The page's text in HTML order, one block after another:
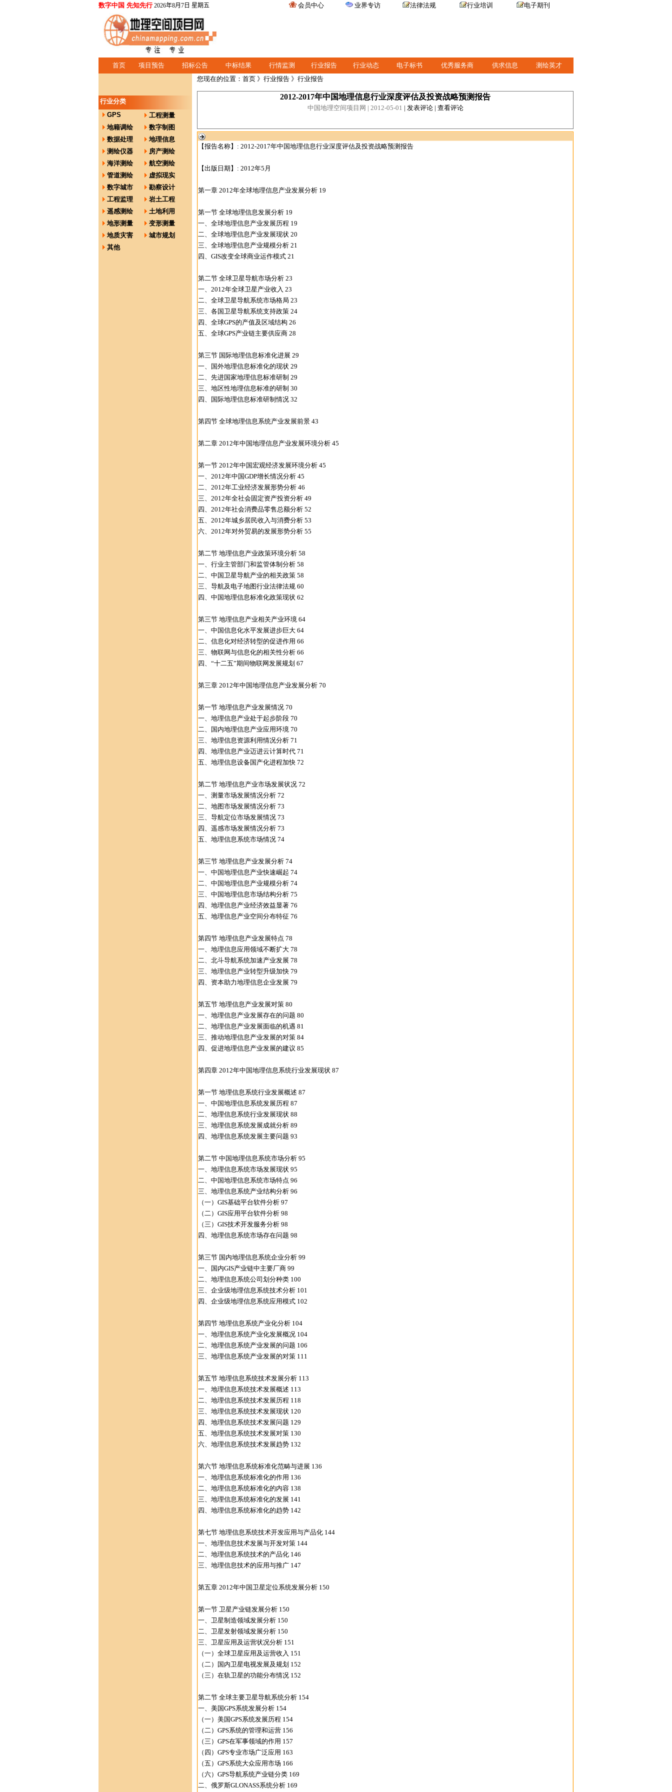
数字中国 先知先行 2026年8月7日 星期五 会员中心 业界专访 法律法规 行业培训 电子期刊
首页 项目预告 招标公告 中标结果 行情监测 行业报告 行业动态 电子标书 优秀服务商 供求信息 测绘英才
行业分类
GPS
工程测量
地籍调绘
数字制图
数据处理
地理信息
测绘仪器
房产测绘
海洋测绘
航空测绘
管道测绘
虚拟现实
数字城市
勘察设计
工程监理
岩土工程
遥感测绘
土地利用
地形测量
变形测量
地质灾害
城市规划
其他
您现在的位置： 首页 》 行业报告 》行业报告
2012-2017年中国地理信息行业深度评估及投资战略预测报告
中国地理空间项目网 | 2012-05-01 | 发表评论| 查看评论
【报告名称】: 2012-2017年中国地理信息行业深度评估及投资战略预测报告
【出版日期】: 2012年5月
第一章 2012年全球地理信息产业发展分析 19
第一节 全球地理信息发展分析 19
一、全球地理信息产业发展历程 19
二、全球地理信息产业发展现状 20
三、全球地理信息产业规模分析 21
四、GIS改变全球商业运作模式 21
第二节 全球卫星导航市场分析 23
一、2012年全球卫星产业收入 23
二、全球卫星导航系统市场格局 23
三、各国卫星导航系统支持政策 24
四、全球GPS的产值及区域结构 26
五、全球GPS产业链主要供应商 28
第三节 国际地理信息标准化进展 29
一、国外地理信息标准化的现状 29
二、先进国家地理信息标准研制 29
三、地区性地理信息标准的研制 30
四、国际地理信息标准研制情况 32
第四节 全球地理信息系统产业发展前景 43
第二章 2012年中国地理信息产业发展环境分析 45
第一节 2012年中国宏观经济发展环境分析 45
一、2012年中国GDP增长情况分析 45
二、2012年工业经济发展形势分析 46
三、2012年全社会固定资产投资分析 49
四、2012年社会消费品零售总额分析 52
五、2012年城乡居民收入与消费分析 53
六、2012年对外贸易的发展形势分析 55
第二节 地理信息产业政策环境分析 58
一、行业主管部门和监管体制分析 58
二、中国卫星导航产业的相关政策 58
三、导航及电子地图行业法律法规 60
四、中国地理信息标准化政策现状 62
第三节 地理信息产业相关产业环境 64
一、中国信息化水平发展进步巨大 64
二、信息化对经济转型的促进作用 66
三、物联网与信息化的相关性分析 66
四、“十二五”期间物联网发展规划 67
第三章 2012年中国地理信息产业发展分析 70
第一节 地理信息产业发展情况 70
一、地理信息产业处于起步阶段 70
二、国内地理信息产业应用环境 70
三、地理信息资源利用情况分析 71
四、地理信息产业迈进云计算时代 71
五、地理信息设备国产化进程加快 72
第二节 地理信息产业市场发展状况 72
一、测量市场发展情况分析 72
二、地图市场发展情况分析 73
三、导航定位市场发展情况 73
四、遥感市场发展情况分析 73
五、地理信息系统市场情况 74
第三节 地理信息产业发展分析 74
一、中国地理信息产业快速崛起 74
二、中国地理信息产业规模分析 74
三、中国地理信息市场结构分析 75
四、地理信息产业经济效益显著 76
五、地理信息产业空间分布特征 76
第四节 地理信息产业发展特点 78
一、地理信息应用领域不断扩大 78
二、北斗导航系统加速产业发展 78
三、地理信息产业转型升级加快 79
四、资本助力地理信息企业发展 79
第五节 地理信息产业发展对策 80
一、地理信息产业发展存在的问题 80
二、地理信息产业发展面临的机遇 81
三、推动地理信息产业发展的对策 84
四、促进地理信息产业发展的建议 85
第四章 2012年中国地理信息系统行业发展现状 87
第一节 地理信息系统行业发展概述 87
一、中国地理信息系统发展历程 87
二、地理信息系统行业发展现状 88
三、地理信息系统发展成就分析 89
四、地理信息系统发展主要问题 93
第二节 中国地理信息系统市场分析 95
一、地理信息系统市场发展现状 95
二、中国地理信息系统市场特点 96
三、地理信息系统产业结构分析 96
（一）GIS基础平台软件分析 97
（二）GIS应用平台软件分析 98
（三）GIS技术开发服务分析 98
四、地理信息系统市场存在问题 98
第三节 国内地理信息系统企业分析 99
一、国内GIS产业链中主要厂商 99
二、地理信息系统公司划分种类 100
三、企业级地理信息系统技术分析 101
四、企业级地理信息系统应用模式 102
第四节 地理信息系统产业化分析 104
一、地理信息系统产业化发展概况 104
二、地理信息系统产业发展的问题 106
三、地理信息系统产业发展的对策 111
第五节 地理信息系统技术发展分析 113
一、地理信息系统技术发展概述 113
二、地理信息系统技术发展历程 118
三、地理信息系统技术发展现状 120
四、地理信息系统技术发展问题 129
五、地理信息系统技术发展对策 130
六、地理信息系统技术发展趋势 132
第六节 地理信息系统标准化范畴与进展 136
一、地理信息系统标准化的作用 136
二、地理信息系统标准化的内容 138
三、地理信息系统标准化的发展 141
四、地理信息系统标准化的趋势 142
第七节 地理信息系统技术开发应用与产品化 144
一、地理信息技术发展与开发对策 144
二、地理信息系统技术的产品化 146
三、地理信息技术的应用与推广 147
第五章 2012年中国卫星定位系统发展分析 150
第一节 卫星产业链发展分析 150
一、卫星制造领域发展分析 150
二、卫星发射领域发展分析 150
三、卫星应用及运营状况分析 151
（一）全球卫星应用及运营收入 151
（二）国内卫星电视发展及规划 152
（三）在轨卫星的功能分布情况 152
第二节 全球主要卫星导航系统分析 154
一、美国GPS系统发展分析 154
（一）美国GPS系统发展历程 154
（二）GPS系统的管理和运营 156
（三）GPS在军事领域的作用 157
（四）GPS专业市场广泛应用 163
（五）GPS系统大众应用市场 166
（六）GPS导航系统产业链分类 169
二、俄罗斯GLONASS系统分析 169